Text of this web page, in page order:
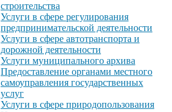
строительства
Услуги в сфере регулирования
предпринимательской деятельности
Услуги в сфере автотранспорта и
дорожной деятельности
Услуги муниципального архива
Предоставление органами местного
самоуправления государственных
услуг
Услуги в сфере природопользования